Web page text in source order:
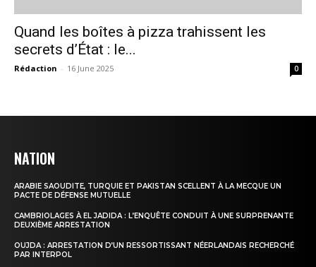
Quand les boîtes à pizza trahissent les
secrets d’État : le...
Rédaction - 16 June 2025 0
NATION
ARABIE SAOUDITE, TURQUIE ET PAKISTAN SCELLENT À LA MECQUE UN
PACTE DE DÉFENSE MUTUELLE
CAMBRIOLAGES À EL JADIDA : L’ENQUÊTE CONDUIT À UNE SURPRENANTE
DEUXIÈME ARRESTATION
OUJDA : ARRESTATION D’UN RESSORTISSANT NÉERLANDAIS RECHERCHÉ
PAR INTERPOL